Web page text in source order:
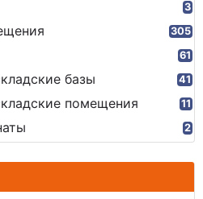
3
305
61
базы 41
помещения 11
2